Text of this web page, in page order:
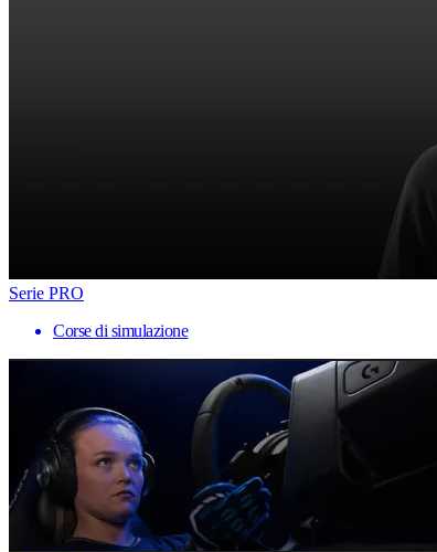
Serie PRO
Corse di simulazione